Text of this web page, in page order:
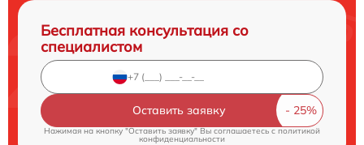
Бесплатная консультация со
специалистом
Оставить заявку
Нажимая на кнопку "Оставить заявку" Вы соглашаетесь cполитикой
конфиденциальности